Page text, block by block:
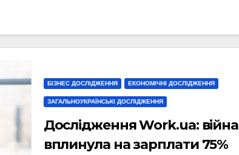
БІЗНЕС ДОСЛІДЖЕННЯ ЕКОНОМІЧНІ ДОСЛІДЖЕННЯ
ЗАГАЛЬНОУКРАЇНСЬКІ ДОСЛІДЖЕННЯ
Дослідження Work.ua: війна
вплинула на зарплати 75%